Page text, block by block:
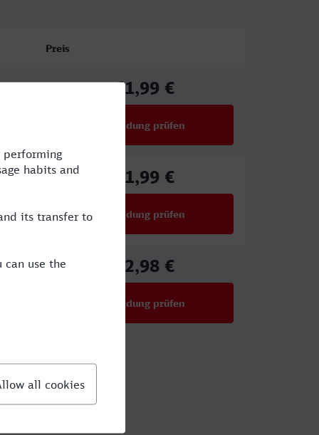
Preis
61,99 €
Verbindung prüfen
61,99 €
Verbindung prüfen
72,98 €
Verbindung prüfen